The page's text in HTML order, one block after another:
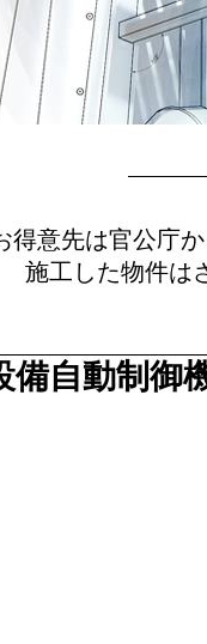
得意先は官公庁
施工した物件は
備自動制御